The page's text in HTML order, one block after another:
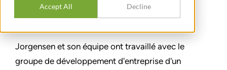
Accept All Decline
PARTAGER
Jorgensen et son équipe ont travaillé avec le
groupe de développement d'entreprise d'un